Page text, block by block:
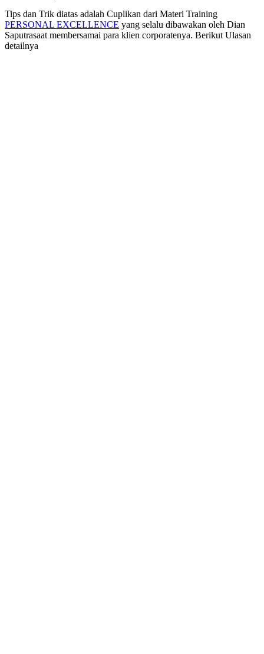
Tips dan Trik diatas adalah Cuplikan dari Materi Training
PERSONAL EXCELLENCE yang selalu dibawakan oleh Dian
Saputrasaat membersamai para klien corporatenya. Berikut Ulasan
detailnya